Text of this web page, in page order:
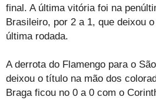
final. A última vitória foi na
Brasileiro, por 2 a 1, que deixou
última rodada.
A derrota do Flamengo para o
deixou o título na mão dos
Braga ficou no 0 a 0 com o